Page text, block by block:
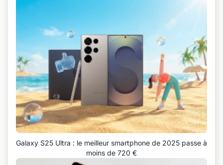
Galaxy S25 Ultra : le meilleur smartphone de 2025 passe à
moins de 720 €